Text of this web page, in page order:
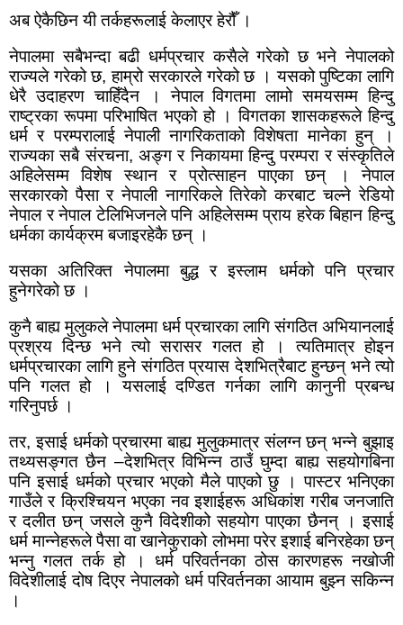
अब ऐकैछिन यी तर्कहरूलाई केलाएर हेरौँ ।
नेपालमा सबैभन्दा बढी धर्मप्रचार कसैले गरेको छ भने नेपालको
राज्यले गरेको छ,हाम्रो सरकारले गरेको छ । यसको पुष्टिका लागि
धेरै उदाहरण चाहिँदैन । नेपाल विगतमा लामो समयसम्म हिन्दु
राष्ट्रका रूपमा परिभाषित भएको हो । विगतका शासकहरूले हिन्दु
धर्म र परम्परालाई नेपाली नागरिकताको विशेषता मानेका हुन् ।
राज्यका सबै संरचना,अङ्ग र निकायमा हिन्दु परम्परा र संस्कृतिले
अहिलेसम्म विशेष स्थान र प्रोत्साहन पाएका छन् । नेपाल
सरकारको पैसा र नेपाली नागरिकले तिरेको करबाट चल्ने रेडियो
नेपाल र नेपाल टेलिभिजनले पनि अहिलेसम्म प्राय हरेक बिहान हिन्दु
धर्मका कार्यक्रम बजाइरहेकै छन् ।
यसका अतिरिक्त नेपालमा बुद्ध र इस्लाम धर्मको पनि प्रचार
हुनेगरेको छ ।
कुनै बाह्य मुलुकले नेपालमा धर्म प्रचारका लागि संगठित अभियानलाई
प्रश्रय दिन्छ भने त्यो सरासर गलत हो । त्यतिमात्र होइन
धर्मप्रचारका लागि हुने संगठित प्रयास देशभित्रैबाट हुन्छन् भने त्यो
पनि गलत हो । यसलाई दण्डित गर्नका लागि कानुनी प्रबन्ध
गरिनुपर्छ ।
तर,इसाई धर्मको प्रचारमा बाह्य मुलुकमात्र संलग्न छन् भन्ने बुझाइ
तथ्यसङ्गत छैन –देशभित्र विभिन्न ठाउँ घुम्दा बाह्य सहयोगबिना
पनि इसाई धर्मको प्रचार भएको मैले पाएको छु । पास्टर भनिएका
गाउँले र क्रिश्चियन भएका नव इशाईहरू अधिकांश गरीब जनजाति
र दलीत छन् जसले कुनै विदेशीको सहयोग पाएका छैनन् । इसाई
धर्म मान्नेहरूले पैसा वा खानेकुराको लोभमा परेर इशाई बनिरहेका छन्
भन्नु गलत तर्क हो । धर्म परिवर्तनका ठोस कारणहरू नखोजी
विदेशीलाई दोष दिएर नेपालको धर्म परिवर्तनका आयाम बुझ्न सकिन्न
।